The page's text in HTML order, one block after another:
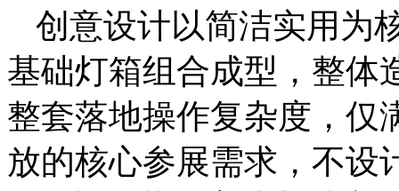
创意设计以简洁实用为
基础灯箱组合成型，整体
整套落地操作复杂度，仅
放的核心参展需求，不设